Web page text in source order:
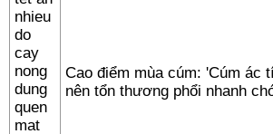
Cao điểm mùa cúm: 'Cúm ác
nên tổn thương phổi nhanh